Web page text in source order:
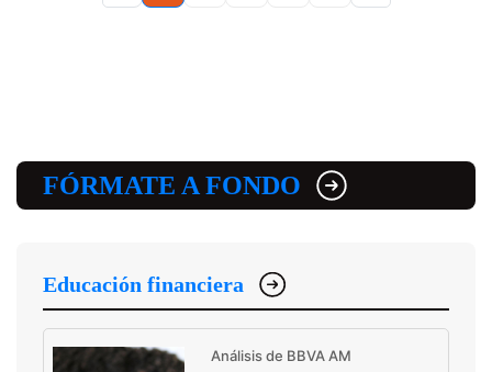
FÓRMATE A FONDO
Educación financiera
Análisis de BBVA AM